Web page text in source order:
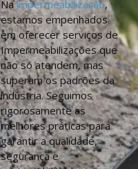
Naimpermeabilização,
estamos empenhados
em oferecer serviços de
Impermeabilizações que
não só atendem, mas
superam os padrões da
indústria. Seguimos
rigorosamente as
melhores práticas para
garantir a qualidade,
segurança e